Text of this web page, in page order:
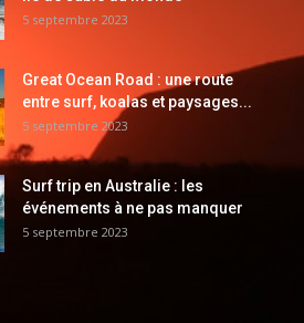
5 septembre 2023
Great Ocean Road : une route
entre surf, koalas et paysages...
5 septembre 2023
Surf trip en Australie : les
événements à ne pas manquer
5 septembre 2023